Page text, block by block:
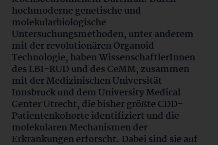
hochmoderne genetische und
molekularbiologische
Untersuchungsmethoden, unter anderem
mit der revolutionären Organoid-
Technologie, haben WissenschaftlerInnen
des LBI-RUD und des CeMM, zusammen
mit der Medizinischen Universität
Innsbruck und dem University Medical
Center Utrecht, die bisher größte CDD-
Patientenkohorte identifiziert und die
molekularen Mechanismen der
Erkrankungen erforscht. Dabei sind sie auf